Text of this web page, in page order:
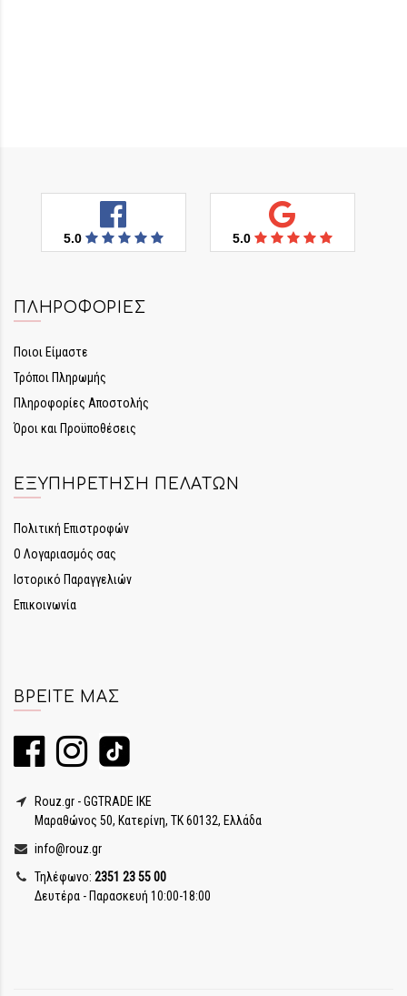
5.0 5.0
ΠΛΗΡΟΦΟΡΊΕΣ
Ποιοι Είμαστε
Τρόποι Πληρωμής
Πληροφορίες Αποστολής
Όροι και Προϋποθέσεις
ΕΞΥΠΗΡΈΤΗΣΗ ΠΕΛΑΤΏΝ
Πολιτική Επιστροφών
Ο Λογαριασμός σας
Ιστορικό Παραγγελιών
Επικοινωνία
ΒΡΕΊΤΕ ΜΑΣ
Rouz.gr - GGTRADE IKE
Μαραθώνος 50, Κατερίνη, ΤΚ 60132, Ελλάδα
info@rouz.gr
Τηλέφωνο: 2351 23 55 00
Δευτέρα - Παρασκευή 10:00-18:00